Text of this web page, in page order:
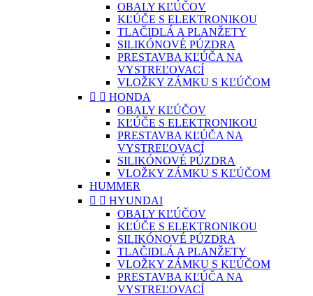
OBALY KĽÚČOV
KĽÚČE S ELEKTRONIKOU
TLAČIDLÁ A PLANŽETY
SILIKÓNOVÉ PÚZDRA
PRESTAVBA KĽÚČA NA
VYSTREĽOVACÍ
VLOŽKY ZÁMKU S KĽÚČOM
  HONDA
OBALY KĽÚČOV
KĽÚČE S ELEKTRONIKOU
PRESTAVBA KĽÚČA NA
VYSTREĽOVACÍ
SILIKÓNOVÉ PÚZDRA
VLOŽKY ZÁMKU S KĽÚČOM
HUMMER
  HYUNDAI
OBALY KĽÚČOV
KĽÚČE S ELEKTRONIKOU
SILIKÓNOVÉ PÚZDRA
TLAČIDLÁ A PLANŽETY
VLOŽKY ZÁMKU S KĽÚČOM
PRESTAVBA KĽÚČA NA
VYSTREĽOVACÍ